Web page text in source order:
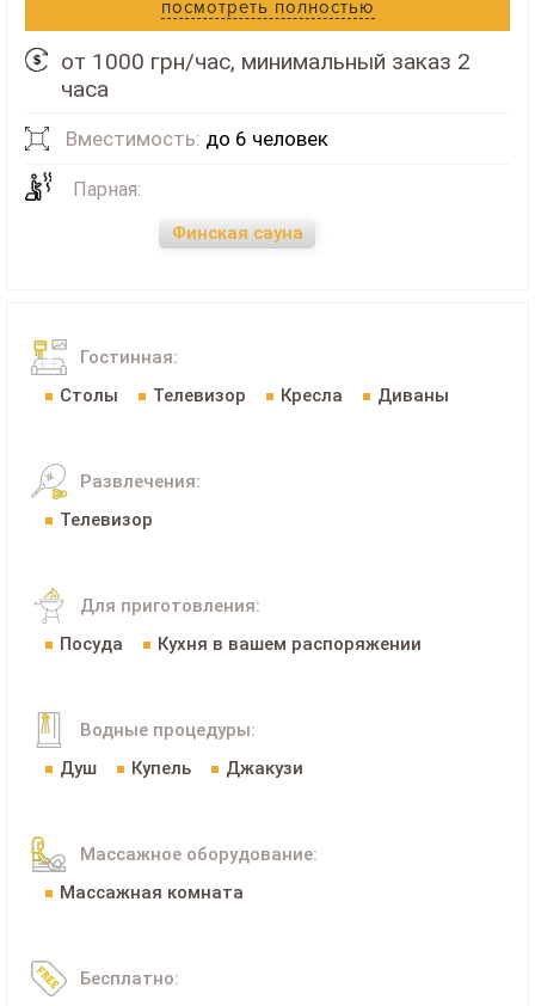
посмотреть полностью
от 1000 грн/час, минимальный заказ 2
часа
Вместимость: до 6 человек
Парная:
Финская сауна
Гостинная:
Столы
Телевизор Кресла Диваны
Развлечения:
Телевизор
Для приготовления:
Посуда
Кухня в вашем распоряжении
Водные процедуры:
Душ
Купель Джакузи
Массажное оборудование:
Массажная комната
Бесплатно: